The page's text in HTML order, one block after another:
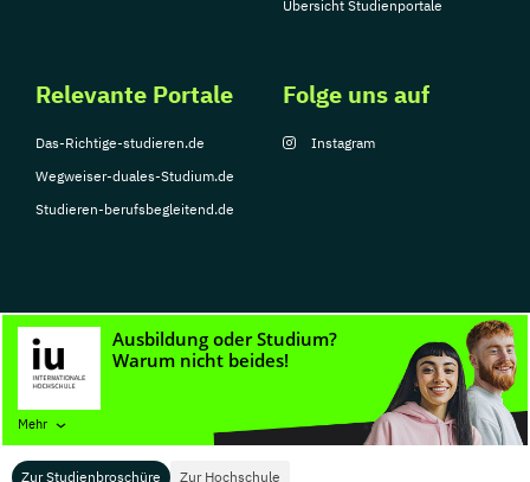
Zur Studienbroschüre Zur Hochschule
Mehr
Übersicht Studienportale
Relevante Portale
Das-Richtige-studieren.de
Wegweiser-duales-Studium.de
Studieren-berufsbegleitend.de
Folge uns auf
Instagram
© Copyright 2026, TarGroup Media GmbH
Nutzungsbedingungen